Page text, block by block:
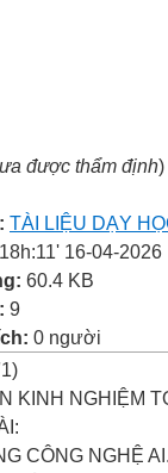
được thẩm định)
TÀI LIỆU DẠY
18h:11' 16-04-2026
60.4 KB
9
0 người
KINH NGHIỆM
CÔNG NGHỆ